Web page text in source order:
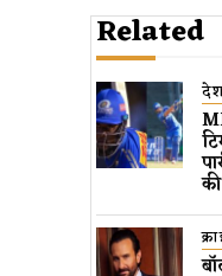
Related